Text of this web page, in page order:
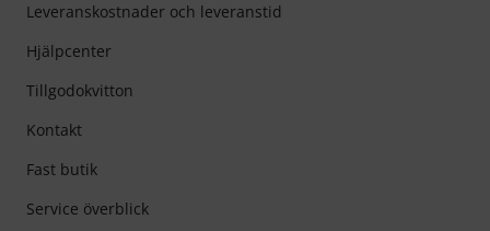
Leveranskostnader och leveranstid
Hjälpcenter
Tillgodokvitton
Kontakt
Fast butik
Service överblick